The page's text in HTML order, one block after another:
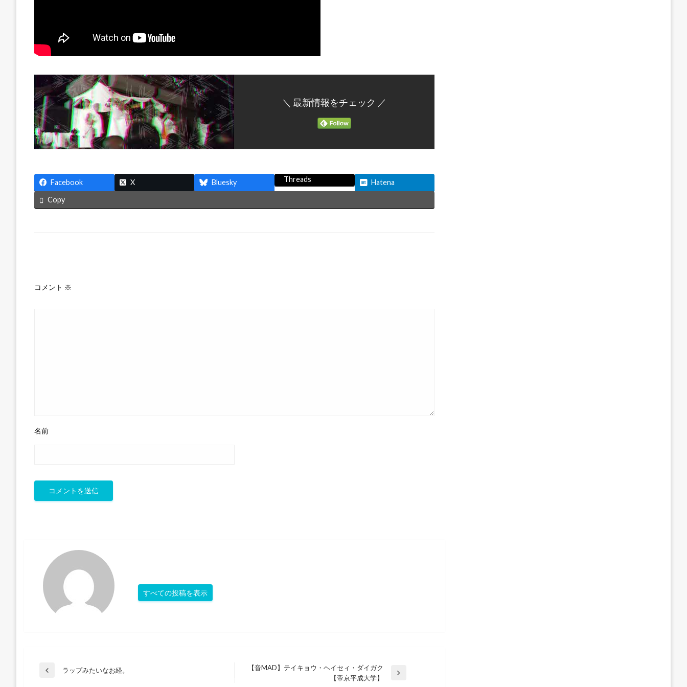
＼ 最新情報をチェック ／
Facebook X Bluesky Threads
Hatena
Copy
コメント ※
名前
すべての投稿を表示
投
ラップみたいなお経。
【音MAD】テイキョウ・ヘイセィ・ダイガク
【帝京平成大学】